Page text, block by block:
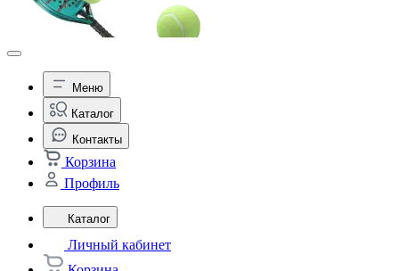
Меню
Каталог
Контакты
Корзина
Профиль
Каталог
Личный кабинет